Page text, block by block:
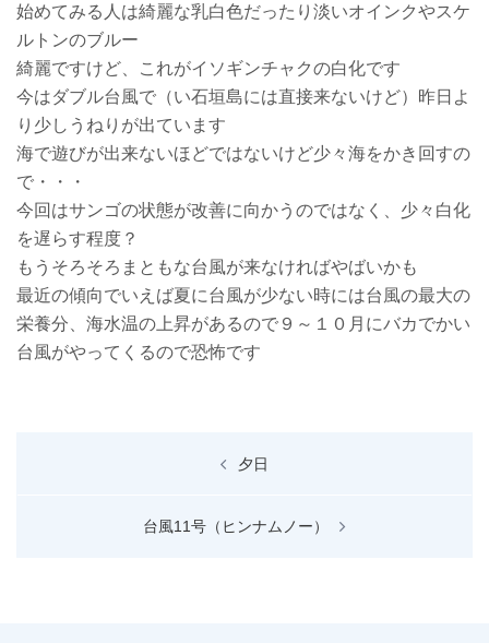
始めてみる人は綺麗な乳白色だったり淡いオインクやスケ
ルトンのブルー
綺麗ですけど、これがイソギンチャクの白化です
今はダブル台風で（い石垣島には直接来ないけど）昨日よ
り少しうねりが出ています
海で遊びが出来ないほどではないけど少々海をかき回すの
で・・・
今回はサンゴの状態が改善に向かうのではなく、少々白化
を遅らす程度？
もうそろそろまともな台風が来なければやばいかも
最近の傾向でいえば夏に台風が少ない時には台風の最大の
栄養分、海水温の上昇があるので９～１０月にバカでかい
台風がやってくるので恐怖です
夕日
台風11号（ヒンナムノー）